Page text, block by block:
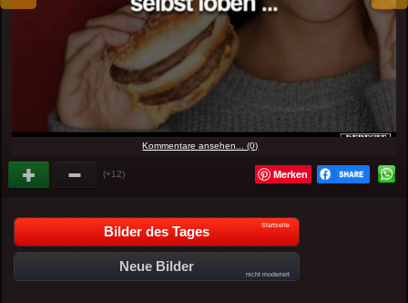
Kommentare ansehen... (0)
(+12) Merken
Bilder des Tages Startseite
Neue Bilder
nicht moderiert